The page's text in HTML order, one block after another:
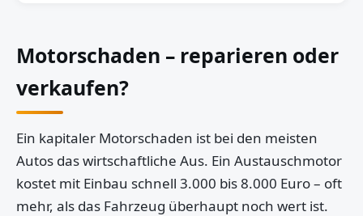
Motorschaden – reparieren oder
verkaufen?
Ein kapitaler Motorschaden ist bei den meisten
Autos das wirtschaftliche Aus. Ein Austauschmotor
kostet mit Einbau schnell 3.000 bis 8.000 Euro – oft
mehr, als das Fahrzeug überhaupt noch wert ist.